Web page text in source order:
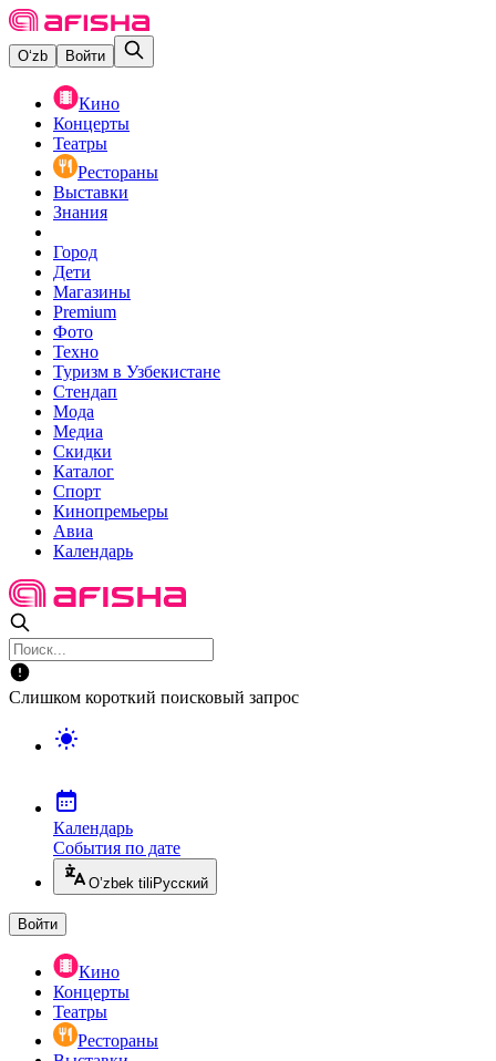
O‘zb Войти
Кино
Концерты
Театры
Рестораны
Выставки
Знания
Город
Дети
Магазины
Premium
Фото
Техно
Туризм в Узбекистане
Стендап
Мода
Медиа
Скидки
Каталог
Спорт
Кинопремьеры
Авиа
Календарь
Слишком короткий поисковый запрос
Календарь
События по дате
O’zbek tili Русский
Войти
Кино
Концерты
Театры
Рестораны